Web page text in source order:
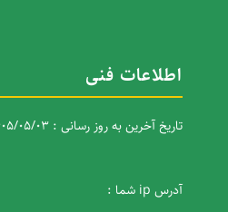
اطلاعات فنی
تاریخ آخرین به روز رسانی : 1405/05/03 14:31
آدرس ip شما :